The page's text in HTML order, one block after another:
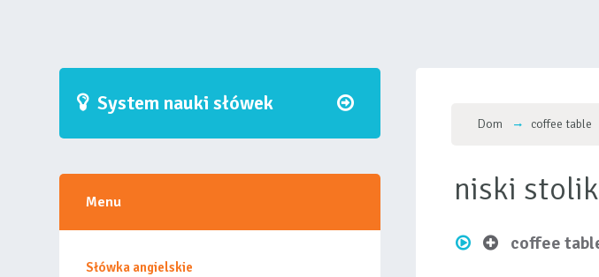
System nauki słówek
Menu
Słówka angielskie
Dom coffee table
niski
coffee